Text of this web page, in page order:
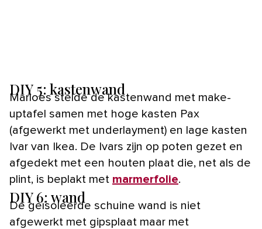
DIY 5: kastenwand
Marloes stelde de kastenwand met make-
uptafel samen met hoge kasten Pax
(afgewerkt met underlayment) en lage kasten
Ivar van Ikea. De Ivars zijn op poten gezet en
afgedekt met een houten plaat die, net als de
plint, is beplakt met marmerfolie.
DIY 6: wand
De geïsoleerde schuine wand is niet
afgewerkt met gipsplaat maar met